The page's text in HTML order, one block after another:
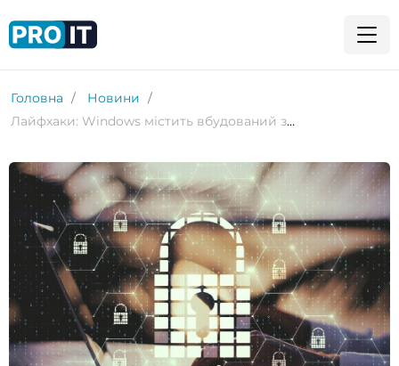
Головна
Новини
Лайфхаки: Windows містить вбудований захист від програм-вимагачів. Ось як його увімкнути